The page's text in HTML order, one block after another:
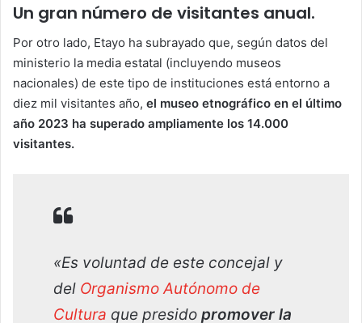
Un gran número de visitantes anual.
Por otro lado, Etayo ha subrayado que, según datos del
ministerio la media estatal (incluyendo museos
nacionales) de este tipo de instituciones está entorno a
diez mil visitantes año, el museo etnográfico en el último
año 2023 ha superado ampliamente los 14.000
visitantes.
«Es voluntad de este concejal y
del Organismo Autónomo de
Cultura que presido promover la